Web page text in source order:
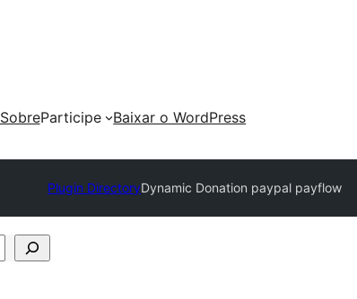
SobreParticipe
Baixar o WordPress
Plugin DirectoryDynamic Donation paypal payflow